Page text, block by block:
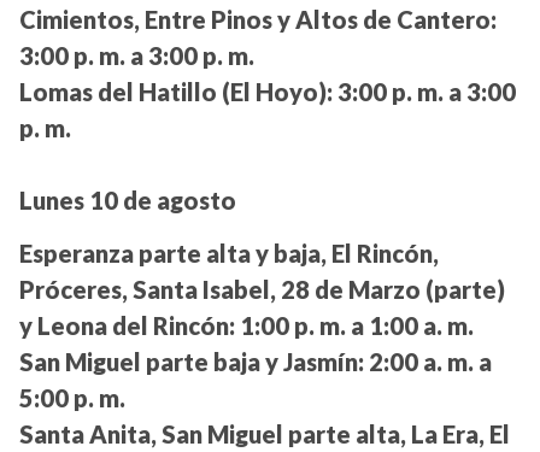
Cimientos, Entre Pinos y Altos de Cantero:
3:00 p. m. a 3:00 p. m.
Lomas del Hatillo (El Hoyo): 3:00 p. m. a 3:00
p. m.
Lunes 10 de agosto
Esperanza parte alta y baja, El Rincón,
Próceres, Santa Isabel, 28 de Marzo (parte)
y Leona del Rincón: 1:00 p. m. a 1:00 a. m.
San Miguel parte baja y Jasmín: 2:00 a. m. a
5:00 p. m.
Santa Anita, San Miguel parte alta, La Era, El